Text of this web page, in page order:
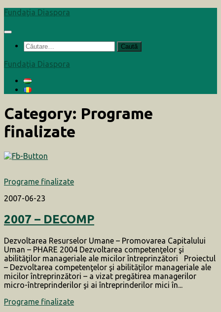
Skip
content
Fundaţia Diaspora
Caută
după:
Fundaţia Diaspora
Category: Programe
finalizate
Programe finalizate
2007-06-23
2007 – DECOMP
Dezvoltarea Resurselor Umane – Promovarea Capitalului
Uman – PHARE 2004 Dezvoltarea competenţelor şi
abilităţilor manageriale ale micilor întreprinzători Proiectul
– Dezvoltarea competenţelor şi abilităţilor manageriale ale
micilor întreprinzători – a vizat pregătirea managerilor
micro-întreprinderilor şi ai întreprinderilor mici în...
Programe finalizate